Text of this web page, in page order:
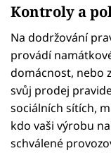
Kontroly a
Na dodržování
provádí
domácnost, nebo
svůj prodej
sociálních sítích,
kdo vaši výrobu
schválené